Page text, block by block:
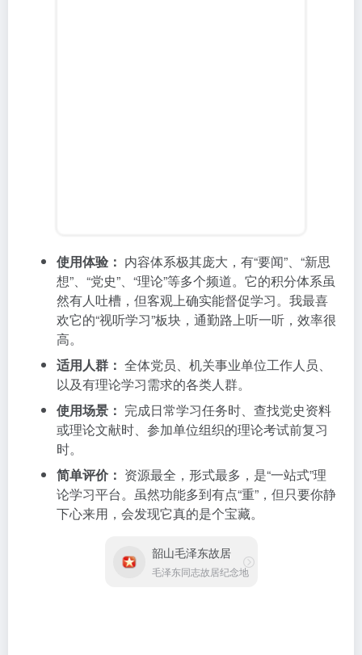
高。
适用人群：全体党员、机关事业单位工作人员、
以及有理论学习需求的各类人群。
使用场景：
或理论文献时、参加单位组织的理论考试前复习
时。
简单评价：
资源最全，形式最多，是“一站式”理
论学习平台。虽然功能多到有点“重”，但只要你静
下心来用，会发现它真的是个宝藏。
韶山毛泽东故居
毛泽东同志故居纪念地